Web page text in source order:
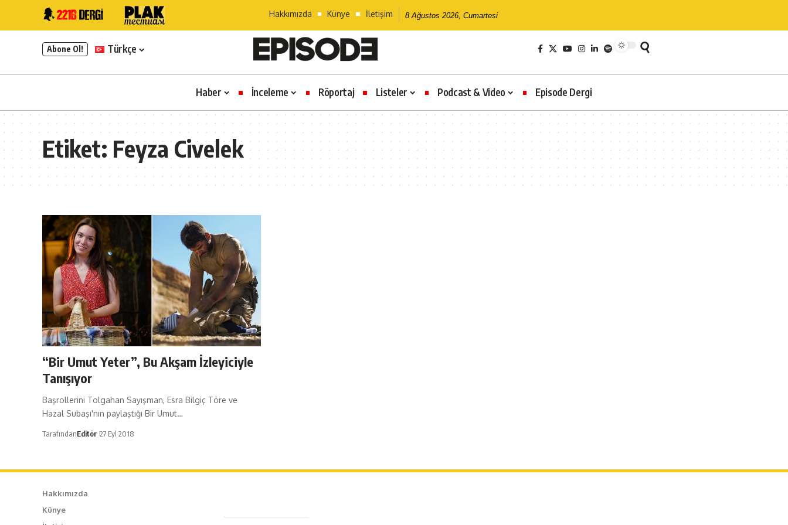
Hakkımızda Künye İletişim 8 Ağustos 2026, Cumartesi
Abone Ol! Türkçe
Haber İnceleme Röportaj Listeler Podcast & Video Episode Dergi
Etiket:Feyza Civelek
“Bir Umut Yeter”, Bu Akşam İzleyiciyle
Tanışıyor
Başrollerini Tolgahan Sayışman, Esra Bilgiç Töre ve
Hazal Subaşı'nın paylaştığı Bir Umut…
TarafındanEditör 27 Eyl 2018
Hakkımızda
Künye
Caferağa Mah. Dr. Şakir Paşa Sok. No3/A Kadıköy İstanbul